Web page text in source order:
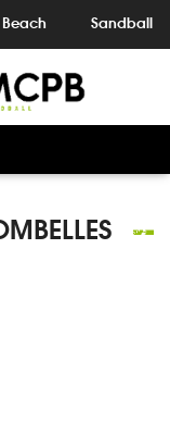
Beach Sandball